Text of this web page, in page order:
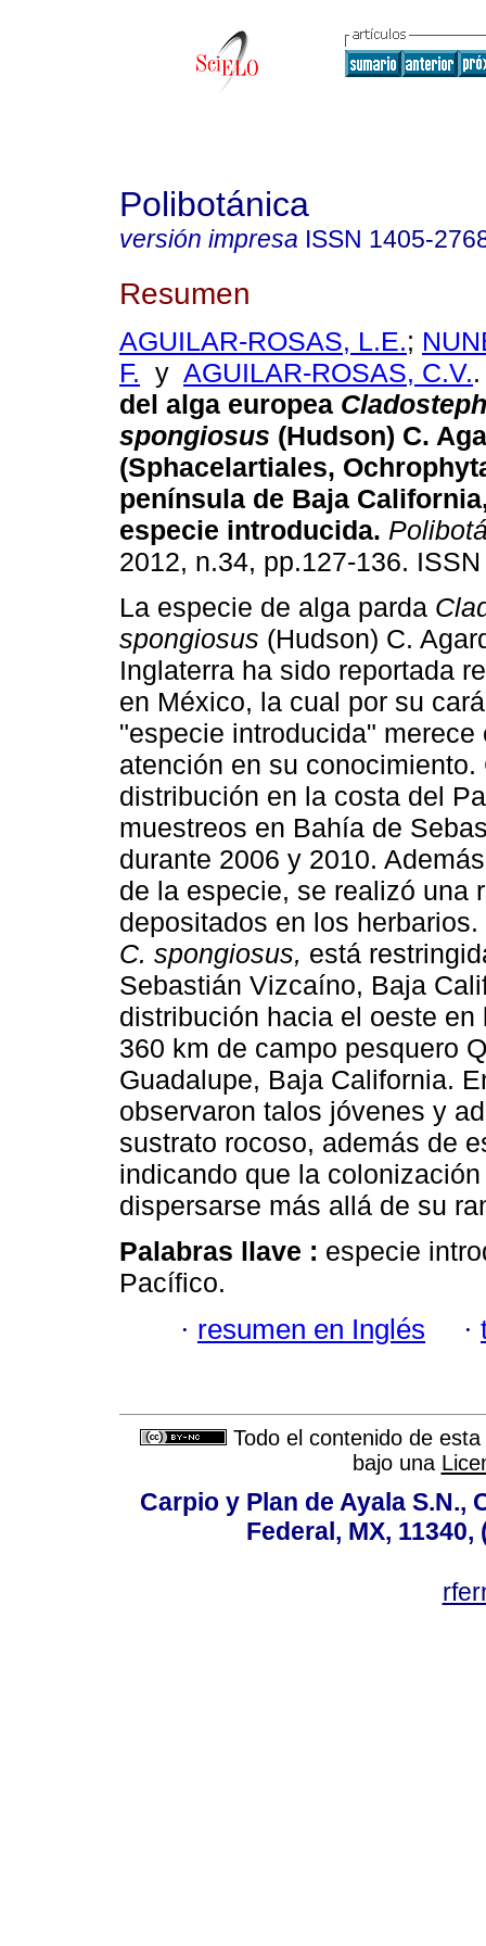
Polibotánica
versión impresa ISSN 1405-
Resumen
AGUILAR-ROSAS, L.E.;
F. y AGUILAR-ROSAS, C.V..
del alga europea
spongiosus (Hudson) C.
(Sphacelartiales,
península de Baja
especie introducida.
2012, n.34, pp.127-136.
La especie de alga parda
spongiosus (Hudson) C.
Inglaterra ha sido reportada
en México, la cual por su
"especie introducida" merece
atención en su
distribución en la costa del
muestreos en Bahía de
durante 2006 y 2010.
de la especie, se realizó una
depositados en los
C. spongiosus, está
Sebastián Vizcaíno, Baja
distribución hacia el oeste
360 km de campo pesquero
Guadalupe, Baja California.
observaron talos jóvenes y
sustrato rocoso, además de
indicando que la
dispersarse más allá de su
Palabras llave : especie
Pacífico.
· resumen en Inglés ·
Todo el contenido de
bajo una
Carpio y Plan de Ayala S.N.,
Federal, MX,